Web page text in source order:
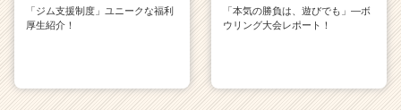
「ジム支援制度」ユニークな福利
厚生紹介！
「本気の勝負は、遊びでも」—ボ
ウリング大会レポート！